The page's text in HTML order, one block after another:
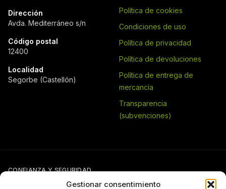
Gestionar consentimiento
Dirección
Avda. Mediterráneo s/n
Código postal
12400
Localidad
Segorbe (Castellón)
Política de cookies
Condiciones de uso
Política de privacidad
Política de devoluciones
Política de entrega de
mercancía
Transparencia
(subvenciones)
CONFIANZA Y SEGURIDAD